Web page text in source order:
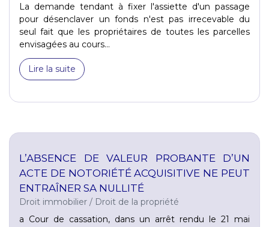
La demande tendant à fixer l'assiette d'un passage
pour désenclaver un fonds n'est pas irrecevable du
seul fait que les propriétaires de toutes les parcelles
envisagées au cours...
Lire la suite
L’ABSENCE DE VALEUR PROBANTE D’UN
ACTE DE NOTORIÉTÉ ACQUISITIVE NE PEUT
ENTRAÎNER SA NULLITÉ
Droit immobilier / Droit de la propriété
a Cour de cassation, dans un arrêt rendu le 21 mai